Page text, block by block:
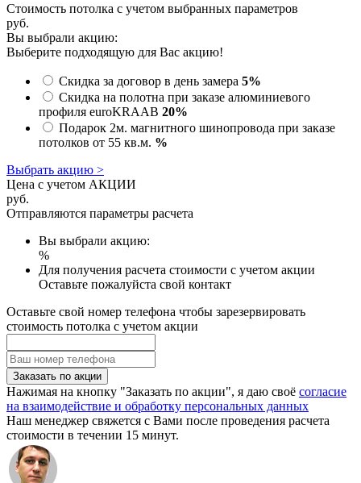
Стоимость потолка с учетом выбранных параметров
руб.
Вы выбрали акцию:
Выберите подходящую для Вас акцию!
Скидка за договор в день замера 5%
Скидка на полотна при заказе алюминиевого
профиля euroKRAAB 20%
Подарок 2м. магнитного шинопровода при заказе
потолков от 55 кв.м. %
Выбрать акцию >
Цена с учетом АКЦИИ
руб.
Отправляются параметры расчета
Вы выбрали акцию:
%
Для получения расчета стоимости с учетом акции
Оставьте пожалуйста свой контакт
Оставьте свой номер телефона чтобы зарезервировать
стоимость потолка с учетом акции
Заказать по акции
Нажимая на кнопку "Заказать по акции", я даю своё согласие
на взаимодействие и обработку персональных данных
Наш менеджер свяжется с Вами после проведения расчета
стоимости в течении 15 минут.